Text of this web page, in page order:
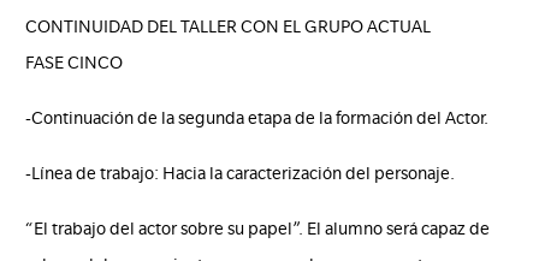
CONTINUIDAD DEL TALLER CON EL GRUPO ACTUAL
FASE CINCO
-Continuación de la segunda etapa de la formación del Actor.
-Línea de trabajo: Hacia la caracterización del personaje.
“El trabajo del actor sobre su papel”. El alumno será capaz de